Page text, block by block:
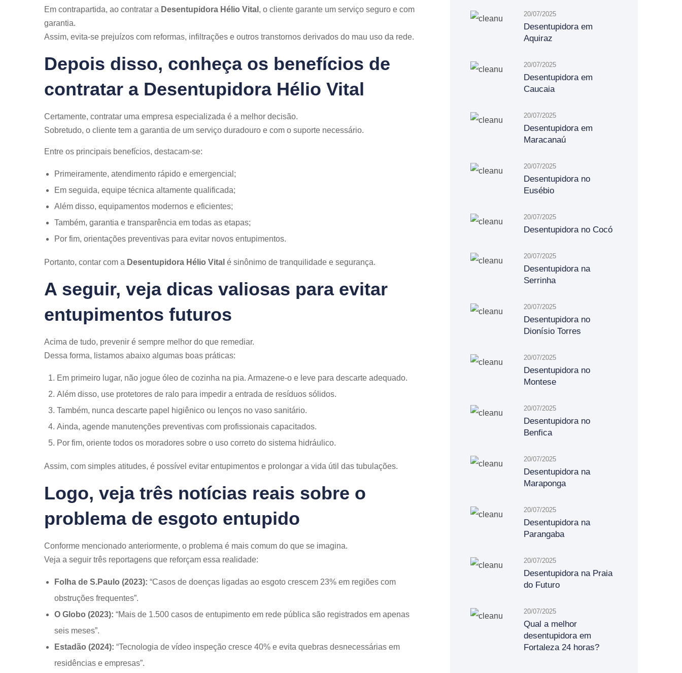
Em contrapartida, ao contratar a Desentupidora Hélio Vital , o cliente garante um serviço seguro e com
garantia.
Assim, evita-se prejuízos com reformas, infiltrações e outros transtornos derivados do mau uso da rede.
Depois disso, conheça os benefícios de
contratar a Desentupidora Hélio Vital
Certamente, contratar uma empresa especializada é a melhor decisão.
Sobretudo, o cliente tem a garantia de um serviço duradouro e com o suporte necessário.
Entre os principais benefícios, destacam-se:
Primeiramente, atendimento rápido e emergencial;
Em seguida, equipe técnica altamente qualificada;
Além disso, equipamentos modernos e eficientes;
Também, garantia e transparência em todas as etapas;
Por fim, orientações preventivas para evitar novos entupimentos.
Portanto, contar com a Desentupidora Hélio Vital é sinônimo de tranquilidade e segurança.
A seguir, veja dicas valiosas para evitar
entupimentos futuros
Acima de tudo, prevenir é sempre melhor do que remediar.
Dessa forma, listamos abaixo algumas boas práticas:
Em primeiro lugar, não jogue óleo de cozinha na pia. Armazene-o e leve para descarte adequado.
Além disso, use protetores de ralo para impedir a entrada de resíduos sólidos.
Também, nunca descarte papel higiênico ou lenços no vaso sanitário.
Ainda, agende manutenções preventivas com profissionais capacitados.
Por fim, oriente todos os moradores sobre o uso correto do sistema hidráulico.
Assim, com simples atitudes, é possível evitar entupimentos e prolongar a vida útil das tubulações.
Logo, veja três notícias reais sobre o
problema de esgoto entupido
Conforme mencionado anteriormente, o problema é mais comum do que se imagina.
Veja a seguir três reportagens que reforçam essa realidade:
Folha de S.Paulo (2023): “Casos de doenças ligadas ao esgoto crescem 23% em regiões com
obstruções frequentes”.
O Globo (2023): “Mais de 1.500 casos de entupimento em rede pública são registrados em apenas
seis meses”.
Estadão (2024): “Tecnologia de vídeo inspeção cresce 40% e evita quebras desnecessárias em
residências e empresas”.
20/07/2025
Desentupidora em
Aquiraz
20/07/2025
Desentupidora em
Caucaia
20/07/2025
Desentupidora em
Maracanaú
20/07/2025
Desentupidora no
Eusébio
20/07/2025
Desentupidora no Cocó
20/07/2025
Desentupidora na
Serrinha
20/07/2025
Desentupidora no
Dionísio Torres
20/07/2025
Desentupidora no
Montese
20/07/2025
Desentupidora no
Benfica
20/07/2025
Desentupidora na
Maraponga
20/07/2025
Desentupidora na
Parangaba
20/07/2025
Desentupidora na Praia
do Futuro
20/07/2025
Qual a melhor
desentupidora em
Fortaleza 24 horas?